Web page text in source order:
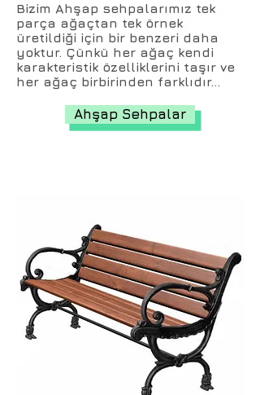
Bizim Ahşap sehpalarımız tek
parça ağaçtan tek örnek
üretildiği için bir benzeri daha
yoktur. Çünkü her ağaç kendi
karakteristik özelliklerini taşır ve
her ağaç birbirinden farklıdır...
Ahşap Sehpalar